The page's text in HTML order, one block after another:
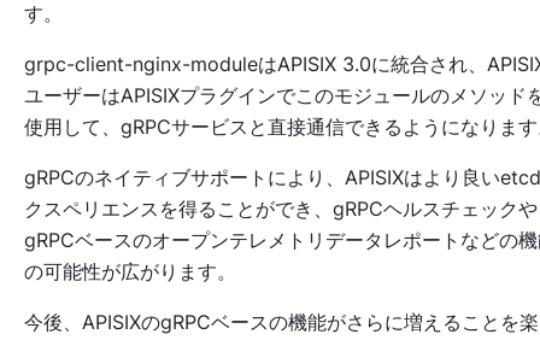
す。
grpc-client-nginx-moduleはAPISIX 3.0に統合され、
ユーザーはAPISIXプラグインでこのモジュールのメソッド
使用して、gRPCサービスと直接通信できるようになりま
gRPCのネイティブサポートにより、APISIXはより良い
クスペリエンスを得ることができ、gRPCヘルスチェックや
gRPCベースのオープンテレメトリデータレポートなどの
の可能性が広がります。
今後、APISIXのgRPCベースの機能がさらに増えることを